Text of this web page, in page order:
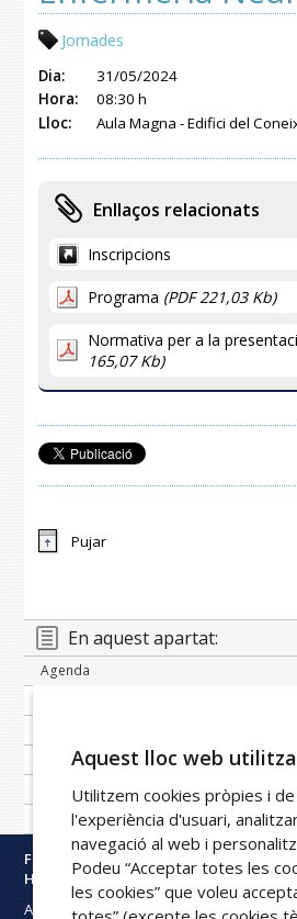
Jornades
Dia:
31/05/2024
Hora:
08:30 h
Lloc:
Aula Magna - Edifici del
Enllaços relacionats
Inscripcions
Programa (PDF 221,03 Kb)
Normativa per a la
165,07 Kb)
Pujar
En aquest apartat:
Agenda
Imatge corporativa
Galeria
Xarxa FPHAG
Fundació Privada
Hospital Asil de Granollers
Avinguda Francesc Ribas s/n
Aquest lloc web
Utilitzem cookies pròpies i
l'experiència d'usuari,
navegació al web i
Podeu “Acceptar totes les
les cookies” que voleu